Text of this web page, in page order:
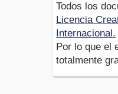
Todos los
Licencia
Internacional.
Por lo que el
totalmente